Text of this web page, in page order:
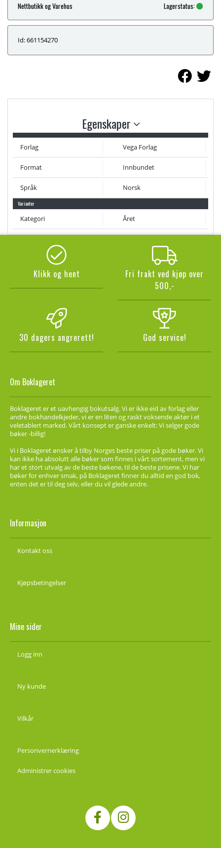
Nettbutikk og Varehus Lagerstatus:
Id: 661154270
Egenskaper
Forlag Vega Forlag
Format Innbundet
Språk Norsk
Varianter
Kategori Året
Klikk og hent
Fri frakt ved kjøp over
500,-
30 dagers angrerett! God service!
Om Boklageret
Boklageret er et uavhengig bokutsalg. Vi er ikke eid av forlag eller
andre bokhandelkjeder, vi er en liten og raskt voksende aktør i et
veletablert marked. Vårt konsept er ganske enkelt: Vi selger gode
bøker -billig!
Vi i Boklageret ønsker å tilby Norges beste priser på gode bøker. Vi
kan ikke ha absolutt alle bøker som finnes i vårt sortement, men vi
har et stort utvalg av de beste bøkene, til de beste prisene. Vi har
bøker for enhver smak, på Boklageret finner du alltid en god bok,
enten det er til deg selv, eller du vil glede andre.
Informasjon
Kontakt oss
Kjøpsbetingelser
Mine sider
Logg inn
Ny kunde
Vilkår
Personvernerklæring
Administrer cookies